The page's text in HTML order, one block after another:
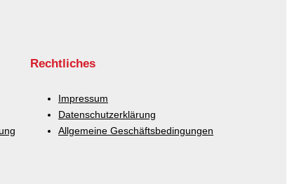
Rechtliches
Impressum
Datenschutzerklärung
Allgemeine Geschäftsbedingungen